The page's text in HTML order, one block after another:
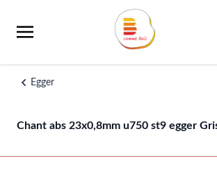
Egger
Chant abs 23x0,8mm u750 st9 egger